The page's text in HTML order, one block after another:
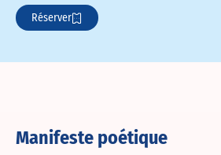
Réserver
Manifeste poétique